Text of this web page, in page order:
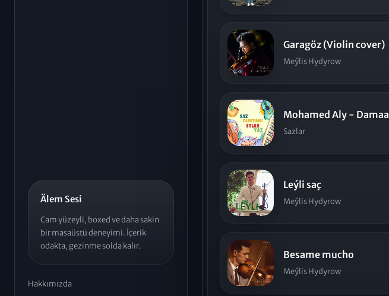
Älem Sesi
Cam yüzeyli, boxed ve daha sakin
bir masaüstü deneyimi. İçerik
odakta, gezinme solda kalır.
Hakkımızda
Garagöz (Violin cover)
Meýlis Hydyrow
Mohamed Aly - Damaa
Sazlar
Leýli saç
Meýlis Hydyrow
Besame mucho
Meýlis Hydyrow